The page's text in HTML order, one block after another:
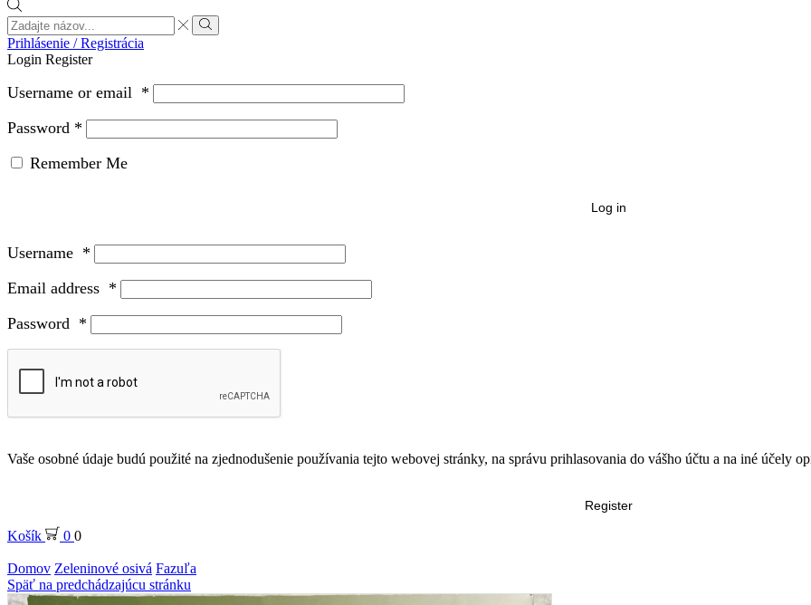
Search
input
Search
Prihlásenie / Registrácia
Login Register
Username or email *
Password *
Remember Me
Log in
Username *
Email address *
Password *
Vaše osobné údaje budú použité na zjednodušenie používania tejto webovej stránky, na správu prihlasovania do vášho účtu a na iné účely
Register
Košík 0 0
Domov Zeleninové osivá Fazuľa
Späť na predchádzajúcu stránku